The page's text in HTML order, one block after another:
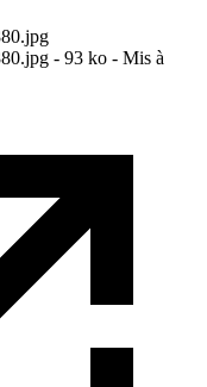
- 93 ko - Mis à